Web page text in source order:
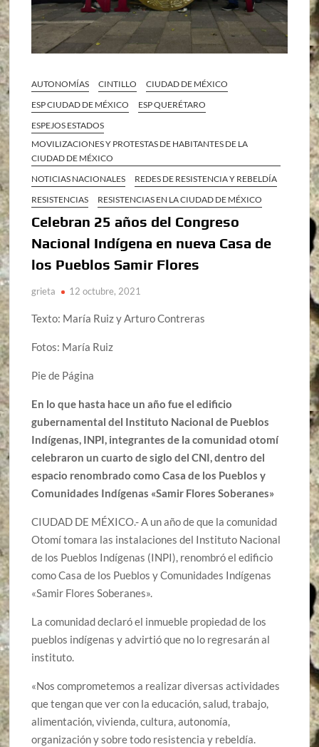
AUTONOMÍAS CINTILLO
CIUDAD DE MÉXICO
ESP CIUDAD DE MÉXICO
ESP QUERÉTARO
ESPEJOS ESTADOS
MOVILIZACIONES Y PROTESTAS DE HABITANTES DE LA
CIUDAD DE MÉXICO
NOTICIAS NACIONALES
REDES DE RESISTENCIA Y REBELDÍA
RESISTENCIAS
RESISTENCIAS EN LA CIUDAD DE MÉXICO
Celebran 25 años del Congreso
Nacional Indígena en nueva Casa de
los Pueblos Samir Flores
grieta 12 octubre, 2021
Texto: María Ruiz y Arturo Contreras
Fotos: María Ruiz
Pie de Página
En lo que hasta hace un año fue el edificio
gubernamental del Instituto Nacional de Pueblos
Indígenas, INPI, integrantes de la comunidad otomí
celebraron un cuarto de siglo del CNI, dentro del
espacio renombrado como Casa de los Pueblos y
Comunidades Indígenas «Samir Flores Soberanes»
CIUDAD DE MÉXICO.- A un año de que la comunidad
Otomí tomara las instalaciones del Instituto Nacional
de los Pueblos Indígenas (INPI), renombró el edificio
como Casa de los Pueblos y Comunidades Indígenas
«Samir Flores Soberanes».
La comunidad declaró el inmueble propiedad de los
pueblos indígenas y advirtió que no lo regresarán al
instituto.
«Nos comprometemos a realizar diversas actividades
que tengan que ver con la educación, salud, trabajo,
alimentación, vivienda, cultura, autonomía,
organización y sobre todo resistencia y rebeldía.